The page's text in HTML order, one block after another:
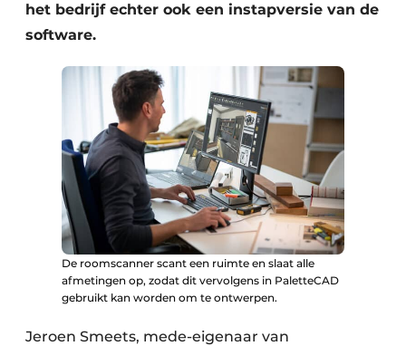
het bedrijf echter ook een instapversie van de
software.
De roomscanner scant een ruimte en slaat alle
afmetingen op, zodat dit vervolgens in PaletteCAD
gebruikt kan worden om te ontwerpen.
Jeroen Smeets, mede-eigenaar van